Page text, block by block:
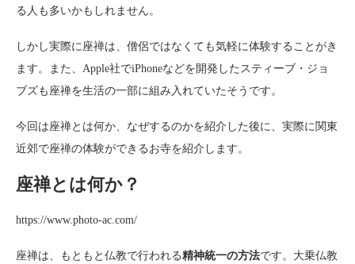
る人も多いかもしれません。
しかし実際に座禅は、僧侶ではなくても気軽に体験することがき
ます。また、Apple社でiPhoneなどを開発したスティーブ・ジョ
ブズも座禅を生活の一部に組み入れていたそうです。
今回は座禅とは何か、なぜするのかを紹介した後に、実際に関東
近郊で座禅の体験ができるお寺を紹介します。
座禅とは何か？
https://www.photo-ac.com/
座禅は、もともと仏教で行われる精神統一の方法です。大乗仏教